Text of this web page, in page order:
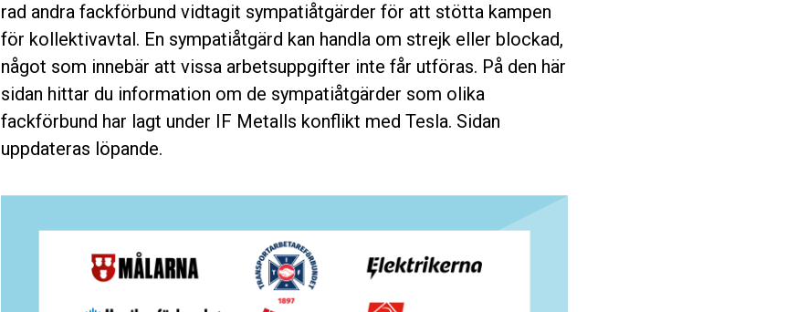
rad andra fackförbund vidtagit sympatiåtgärder för att stötta kampen
för kollektivavtal. En sympatiåtgärd kan handla om strejk eller blockad,
något som innebär att vissa arbetsuppgifter inte får utföras. På den här
sidan hittar du information om de sympatiåtgärder som olika
fackförbund har lagt under IF Metalls konflikt med Tesla. Sidan
uppdateras löpande.